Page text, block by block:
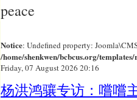
peace
Notice: Undefined property:
/home/shenkwen/bcbcus.org/
Friday, 07 August 2026 20:16
杨洪鸿骧专访：嚐嚐